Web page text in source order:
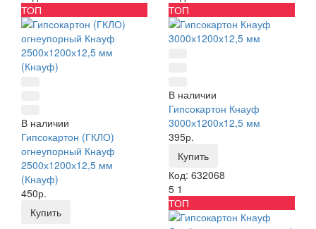
ТОП
В наличии
Гипсокартон (ГКЛО)
огнеупорный Кнауф
2500х1200х12,5 мм
(Кнауф)
450р.
Купить
ТОП
В наличии
Гипсокартон Кнауф
3000х1200х12,5 мм
395р.
Купить
Код: 632068
5 1
ТОП